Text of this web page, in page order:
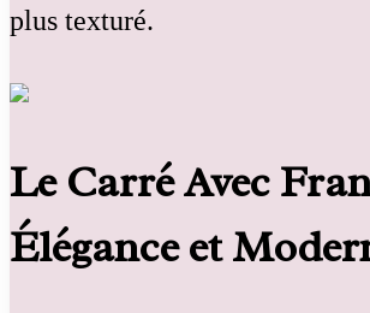
plus texturé.
Le Carré Avec
Élégance et